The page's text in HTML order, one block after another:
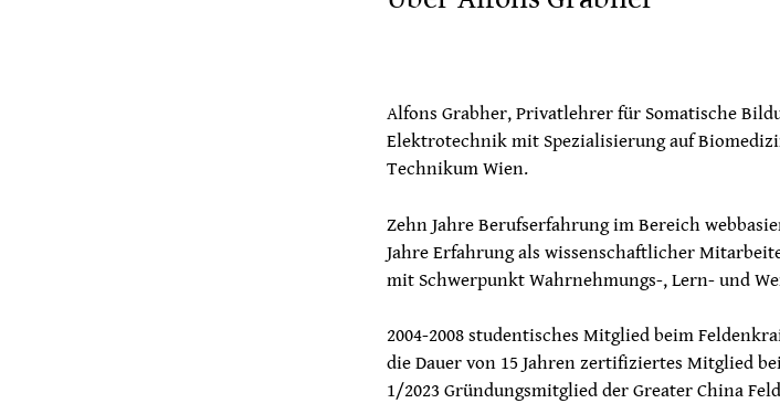
Alfons Grabher, Privatlehrer für Somatische
Elektrotechnik mit Spezialisierung auf
Technikum Wien.
Zehn Jahre Berufserfahrung im Bereich
Jahre Erfahrung als wissenschaftlicher
mit Schwerpunkt Wahrnehmungs-, Lern- und
2004-2008 studentisches Mitglied beim
die Dauer von 15 Jahren zertifiziertes Mitglied
1/2023 Gründungsmitglied der Greater China